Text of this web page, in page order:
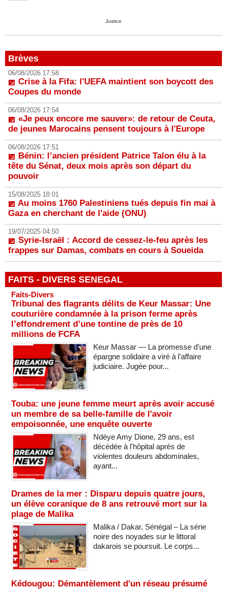
Justice
Brèves
06/08/2026 17:58
Crise à la Fifa: l'UEFA maintient son boycott des
Coupes du monde
06/08/2026 17:54
«Je peux encore me sauver»: de retour de Ceuta,
de jeunes Marocains pensent toujours à l'Europe
06/08/2026 17:51
Bénin: l’ancien président Patrice Talon élu à la
tête du Sénat, deux mois après son départ du
pouvoir
15/08/2025 18:01
Au moins 1760 Palestiniens tués depuis fin mai à
Gaza en cherchant de l'aide (ONU)
19/07/2025 04:50
Syrie-Israël : Accord de cessez-le-feu après les
frappes sur Damas, combats en cours à Soueida
FAITS - DIVERS SENEGAL
Faits-Divers
Tribunal des flagrants délits de Keur Massar: Une
couturière condamnée à la prison ferme après
l’effondrement d’une tontine de près de 10
millions de FCFA
Keur Massar — La promesse d'une
épargne solidaire a viré à l'affaire
judiciaire. Jugée pour...
Touba: une jeune femme meurt après avoir accusé
un membre de sa belle-famille de l'avoir
empoisonnée, une enquête ouverte
Ndèye Amy Dione, 29 ans, est
décédée à l'hôpital après de
violentes douleurs abdominales,
ayant...
Drames de la mer : Disparu depuis quatre jours,
un élève coranique de 8 ans retrouvé mort sur la
plage de Malika
Malika / Dakar, Sénégal – La série
noire des noyades sur le littoral
dakarois se poursuit. Le corps...
Kédougou: Démantèlement d'un réseau présumé